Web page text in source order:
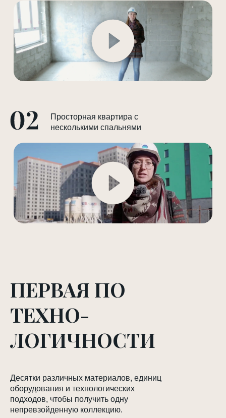
Просторная квартира с
несколькими спальнями
Десятки различных материалов, единиц
оборудования и технологических
подходов, чтобы получить одну
непревзойденную коллекцию.
ПЕРВАЯ ПО
ТЕХНО-
ЛОГИЧНОСТИ